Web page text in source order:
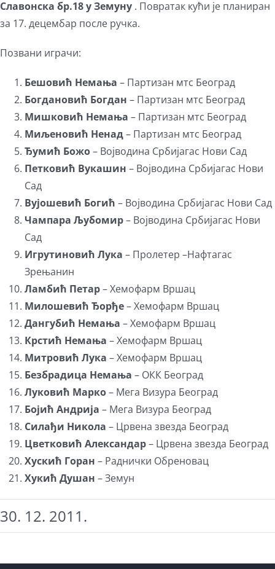
Славонска бр.18 у Земуну . Повратак кући је планиран
за 17. децембар после ручка.
Позвани играчи:
Бешовић Немања – Партизан мтс Београд
Богдановић Богдан – Партизан мтс Београд
Мишковић Немања – Партизан мтс Београд
Миљеновић Ненад– Партизан мтс Београд
Ђумић Божо– Војводина Србијагас Нови Сад
Петковић Вукашин – Војводина Србијагас Нови
Сад
Вујошевић Богић – Војводина Србијагас Нови Сад
Чампара Љубомир– Војводина Србијагас Нови
Сад
Игрутиновић Лука – Пролетер –Нафтагас
Зрењанин
Ламбић Петар– Хемофарм Вршац
Милошевић Ђорђе– Хемофарм Вршац
Дангубић Немања – Хемофарм Вршац
Крстић Немања – Хемофарм Вршац
Митровић Лука – Хемофарм Вршац
Безбрадица Немања – ОКК Београд
Луковић Марко– Мега Визура Београд
Бојић Андрија – Мега Визура Београд
Силађи Никола – Црвена звезда Београд
Цветковић Александар– Црвена звезда Београд
Хускић Горан – Раднички Обреновац
Хукић Душан – Земун
30. 12. 2011.